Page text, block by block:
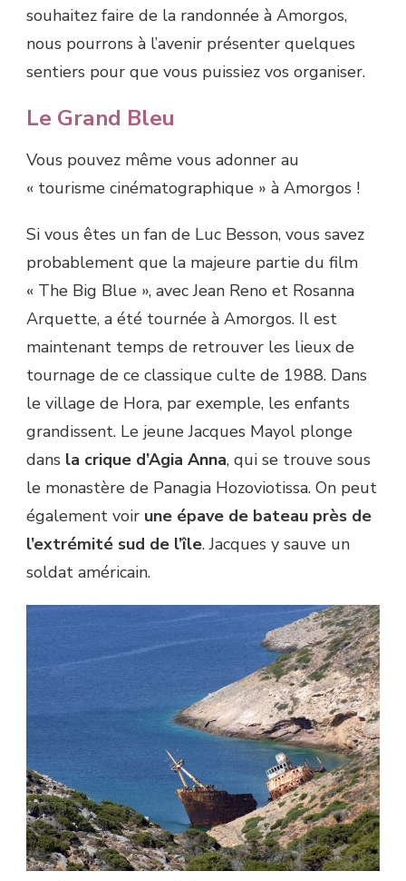
souhaitez faire de la randonnée à Amorgos,
nous pourrons à l’avenir présenter quelques
sentiers pour que vous puissiez vos organiser.
Le Grand Bleu
Vous pouvez même vous adonner au
« tourisme cinématographique » à Amorgos !
Si vous êtes un fan de Luc Besson, vous savez
probablement que la majeure partie du film
« The Big Blue », avec Jean Reno et Rosanna
Arquette, a été tournée à Amorgos. Il est
maintenant temps de retrouver les lieux de
tournage de ce classique culte de 1988. Dans
le village de Hora, par exemple, les enfants
grandissent. Le jeune Jacques Mayol plonge
dans la crique d’Agia Anna, qui se trouve sous
le monastère de Panagia Hozoviotissa. On peut
également voir une épave de bateau près de
l’extrémité sud de l’île. Jacques y sauve un
soldat américain.